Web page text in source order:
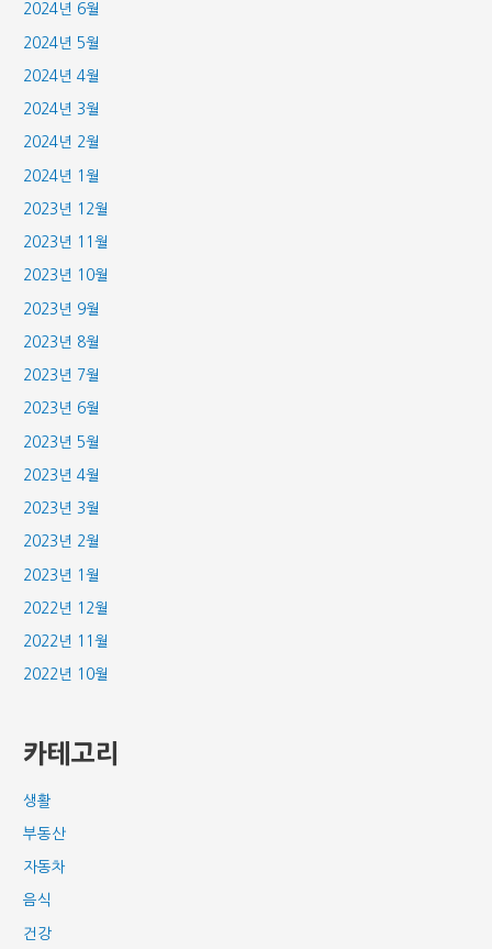
2024년 6월
2024년 5월
2024년 4월
2024년 3월
2024년 2월
2024년 1월
2023년 12월
2023년 11월
2023년 10월
2023년 9월
2023년 8월
2023년 7월
2023년 6월
2023년 5월
2023년 4월
2023년 3월
2023년 2월
2023년 1월
2022년 12월
2022년 11월
2022년 10월
카테고리
생활
부동산
자동차
음식
건강